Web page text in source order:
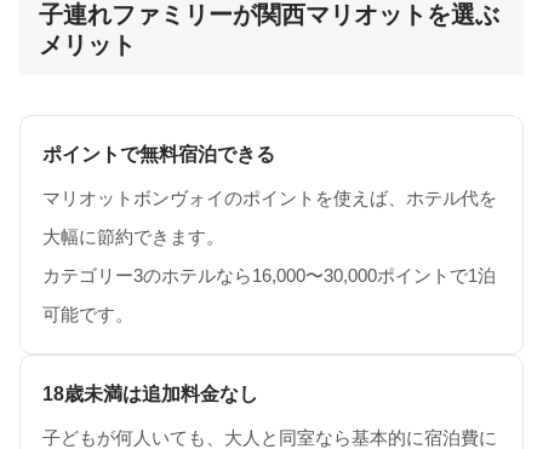
子連れファミリーが関西マリオットを選ぶ
メリット
ポイントで無料宿泊できる
マリオットボンヴォイのポイントを使えば、ホテル代を
大幅に節約できます。
カテゴリー3のホテルなら16,000〜30,000ポイントで1泊
可能です。
18歳未満は追加料金なし
子どもが何人いても、大人と同室なら基本的に宿泊費に